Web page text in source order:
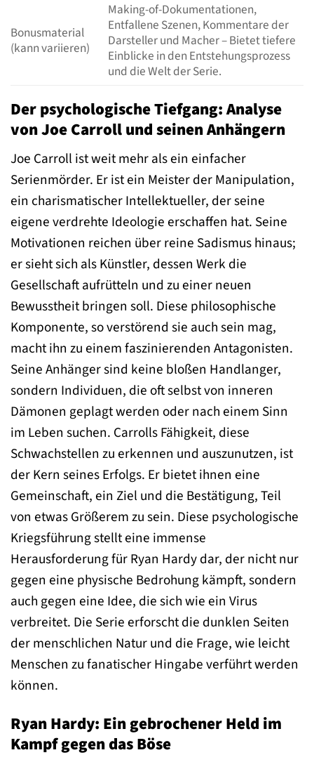
Bonusmaterial
(kann variieren)
Making-of-Dokumentationen,
Entfallene Szenen, Kommentare der
Darsteller und Macher – Bietet tiefere
Einblicke in den Entstehungsprozess
und die Welt der Serie.
Der psychologische Tiefgang: Analyse
von Joe Carroll und seinen Anhängern
Joe Carroll ist weit mehr als ein einfacher
Serienmörder. Er ist ein Meister der Manipulation,
ein charismatischer Intellektueller, der seine
eigene verdrehte Ideologie erschaffen hat. Seine
Motivationen reichen über reine Sadismus hinaus;
er sieht sich als Künstler, dessen Werk die
Gesellschaft aufrütteln und zu einer neuen
Bewusstheit bringen soll. Diese philosophische
Komponente, so verstörend sie auch sein mag,
macht ihn zu einem faszinierenden Antagonisten.
Seine Anhänger sind keine bloßen Handlanger,
sondern Individuen, die oft selbst von inneren
Dämonen geplagt werden oder nach einem Sinn
im Leben suchen. Carrolls Fähigkeit, diese
Schwachstellen zu erkennen und auszunutzen, ist
der Kern seines Erfolgs. Er bietet ihnen eine
Gemeinschaft, ein Ziel und die Bestätigung, Teil
von etwas Größerem zu sein. Diese psychologische
Kriegsführung stellt eine immense
Herausforderung für Ryan Hardy dar, der nicht nur
gegen eine physische Bedrohung kämpft, sondern
auch gegen eine Idee, die sich wie ein Virus
verbreitet. Die Serie erforscht die dunklen Seiten
der menschlichen Natur und die Frage, wie leicht
Menschen zu fanatischer Hingabe verführt werden
können.
Ryan Hardy: Ein gebrochener Held im
Kampf gegen das Böse